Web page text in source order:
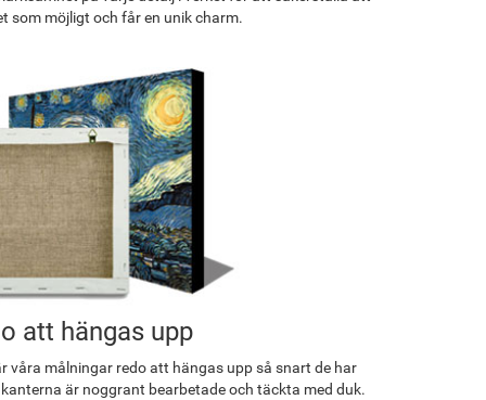
som möjligt och får en unik charm.
att hängas upp
våra målningar redo att hängas upp så snart de har
är noggrant bearbetade och täckta med duk.